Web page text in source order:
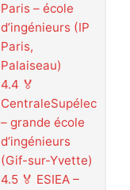
Paris – école
d’ingénieurs (IP
Paris,
Palaiseau)
4.4 🏅
CentraleSupélec
– grande école
d’ingénieurs
(Gif-sur-Yvette)
4.5🏅 ESIEA –